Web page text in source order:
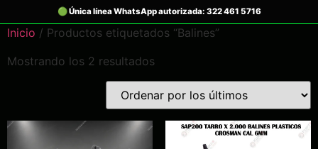
Inicio / Productos etiquetados “Balines”
Mostrando los 2 resultados